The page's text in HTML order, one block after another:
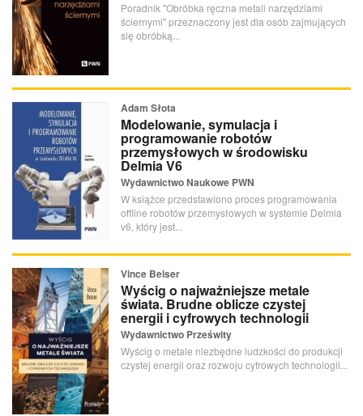
Poradnik "Obróbka ręczna metali narzędziami
ściernymi" przeznaczony jest dla osób zajmujących
się obróbką...
Adam Słota
Modelowanie, symulacja i
programowanie robotów
przemysłowych w środowisku
Delmia V6
Wydawnictwo Naukowe PWN
W książce przedstawiono proces programowania
offline robotów przemysłowych w systemie Delmia
v6, który jest...
Vince Beiser
Wyścig o najważniejsze metale
świata. Brudne oblicze czystej
energii i cyfrowych technologii
Wydawnictwo Prześwity
Wyścig o metale niezbędne ludzkości do produkcji
czystej energii oraz rozwoju cyfrowych technologii...